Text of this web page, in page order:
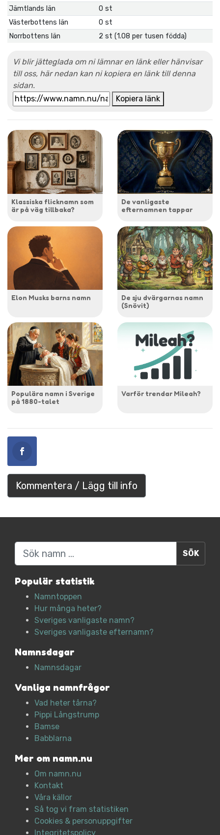
Jämtlands län
0 st
Västerbottens län
0 st
Norrbottens län
2 st (1.08 per tusen födda)
Vi blir jätteglada om ni lämnar en länk eller hänvisar
till oss, här nedan kan ni kopiera en länk till denna
sidan.
Kopiera länk
Klassiska flicknamn som
är på väg tillbaka?
De vanligaste
efternamnen tappar
Elon Musks barns namn
De sju dvärgarnas namn
(Snövit)
Populära namn i Sverige
på 1880-talet
Varför trendar Mileah?
Kommentera / Lägg till info
Sök
Populär statistik
Namntoppen
Hur många heter?
Sveriges vanligaste namn?
Sveriges vanligaste efternamn?
Namnsdagar
Namnsdagar
Vanliga namnfrågor
Vad heter tårna?
Pippi Långstrump
Bamse
Babblarna
Mer om namn.nu
Om namn.nu
Kontakt
Våra källor
Så tog vi fram statistiken
Cookies & personuppgifter
Integritetspolicy